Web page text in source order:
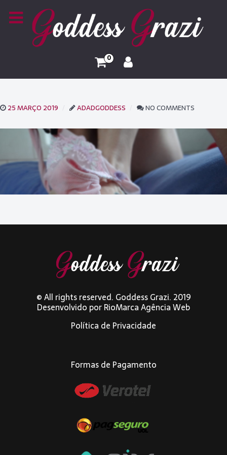
0
25 MARÇO 2019 ADADGODDESS NO COMMENTS
© All rights reserved. Goddess Grazi. 2019
Desenvolvido porRioMarca Agência Web
Política de Privacidade
Formas de Pagamento